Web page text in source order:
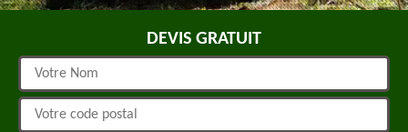
DEVIS GRATUIT